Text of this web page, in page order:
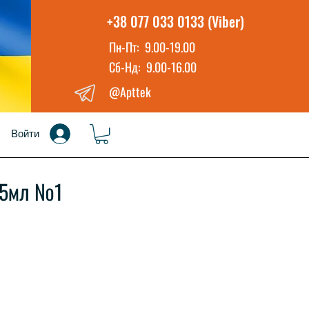
+38 077 033 0133 (Viber)
Пн-Пт: 9.00-19.00
Сб-Нд: 9.00-16.00
@Apttek
Войти
№1